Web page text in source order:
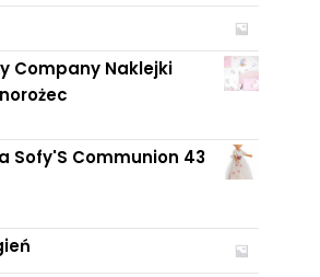
Company Naklejki
Sofy'S Communion 43